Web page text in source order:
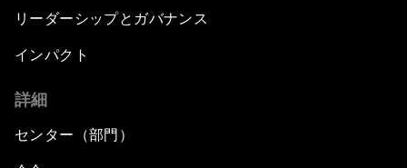
リーダーシップとガバナンス
インパクト
詳細
センター（部門）